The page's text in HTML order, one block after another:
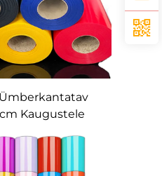
Kaugustele